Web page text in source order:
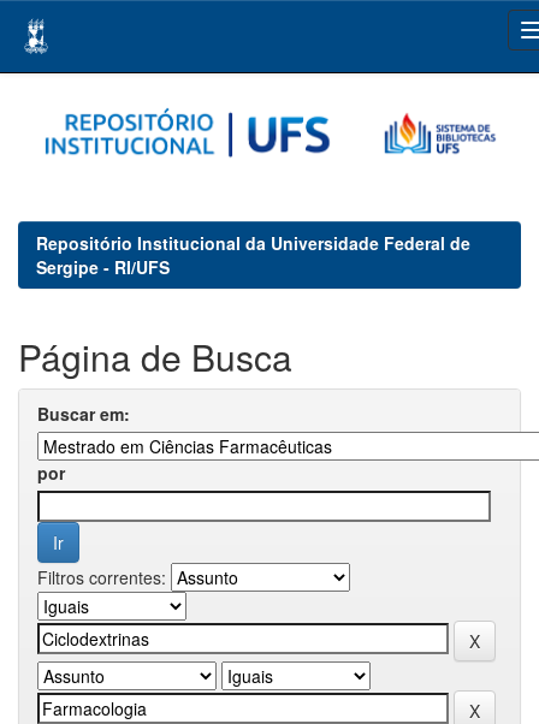
navigation
Repositório Institucional da Universidade Federal de
Sergipe - RI/UFS
Página de Busca
Buscar em:
por
Filtros correntes: